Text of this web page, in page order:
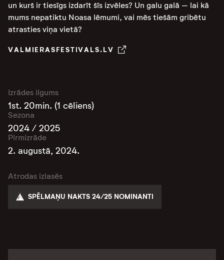
un kurš ir tiesīgs izdarīt šīs izvēles? Un galu galā – lai kā
mums nepatiktu Noasa lēmumi, vai mēs tiešām gribētu
atrasties viņa vietā?
VALMIERASFESTIVALS.LV
Izrādes ilgums
1st. 20min. (1 cēliens)
Sezona
2024 / 2025
Pirmizrāde
2. augustā, 2024.
Atrodas izlasēs
SPĒLMAŅU NAKTS 24/25 NOMINANTI